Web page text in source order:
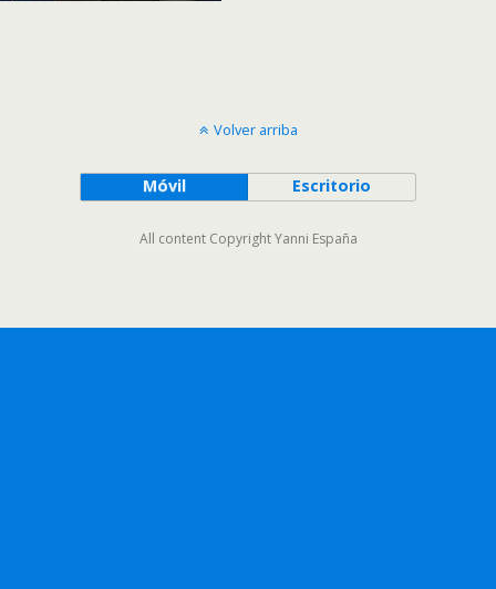
Volver arriba
Móvil Escritorio
All content Copyright Yanni España